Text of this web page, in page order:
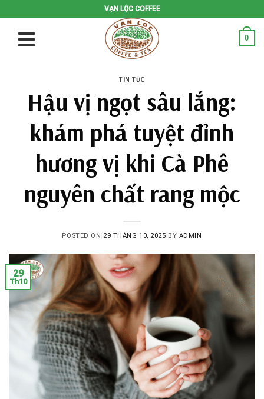
to
content
VẠN LỘC COFFEE
0
TIN TỨC
Hậu vị ngọt sâu lắng:
khám phá tuyệt đỉnh
hương vị khi Cà Phê
nguyên chất rang mộc
POSTED ON 29 THÁNG 10, 2025 BY ADMIN
29
Th10